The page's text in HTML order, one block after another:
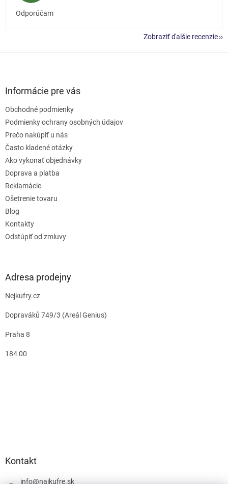
Odporúčam
Zobraziť ďalšie recenzie
Informácie pre vás
Obchodné podmienky
Podmienky ochrany osobných údajov
Prečo nakúpiť u nás
Často kladené otázky
Ako vykonať objednávky
Doprava a platba
Reklamácie
Ošetrenie tovaru
Blog
Kontakty
Odstúpiť od zmluvy
Adresa prodejny
Nejkufry.cz
Dopraváků 749/3 (Areál Genius)
Praha 8
184 00
Kontakt
info@najkufre.sk